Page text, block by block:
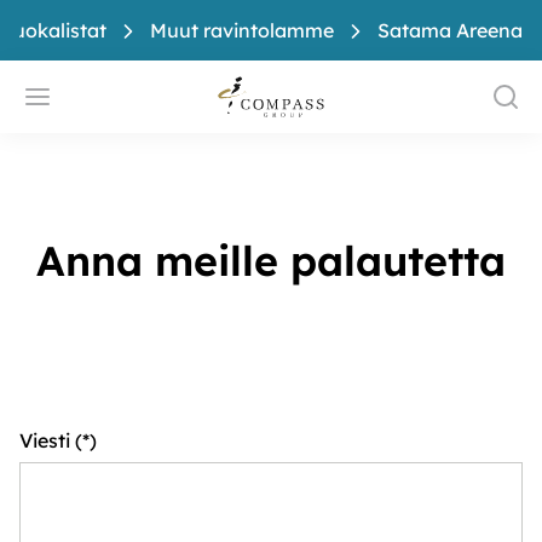
ruokalistat Muut ravintolamme Satama Areena
Anna meille palautetta
Viesti